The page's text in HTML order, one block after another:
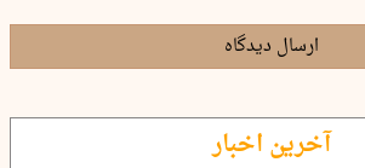
ارسال دیدگاه
آخرین اخبار